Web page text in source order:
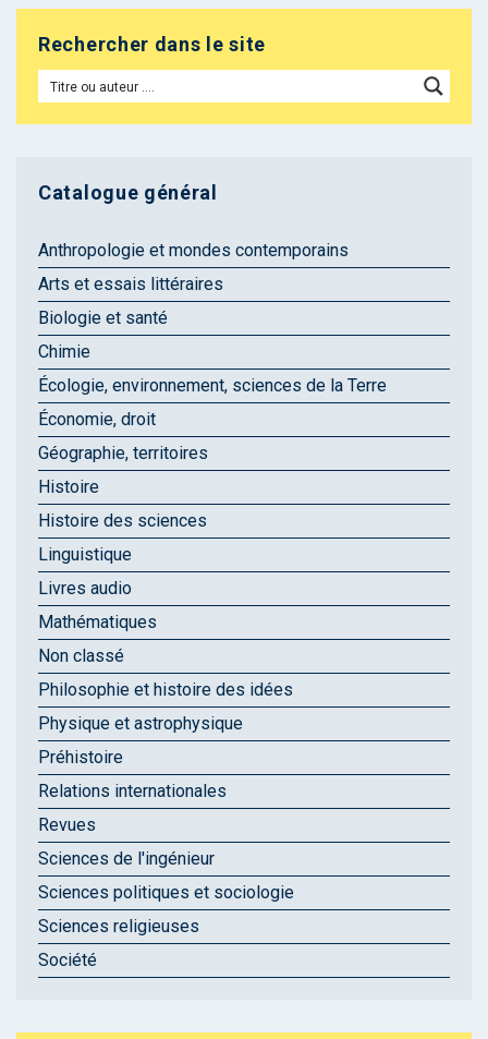
Rechercher dans le site
Catalogue général
Anthropologie et mondes contemporains
Arts et essais littéraires
Biologie et santé
Chimie
Écologie, environnement, sciences de la Terre
Économie, droit
Géographie, territoires
Histoire
Histoire des sciences
Linguistique
Livres audio
Mathématiques
Non classé
Philosophie et histoire des idées
Physique et astrophysique
Préhistoire
Relations internationales
Revues
Sciences de l'ingénieur
Sciences politiques et sociologie
Sciences religieuses
Société